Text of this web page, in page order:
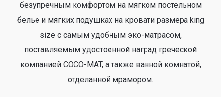
безупречным комфортом на мягком постельном
белье и мягких подушках на кровати размера king
size с самым удобным эко-матрасом,
поставляемым удостоенной наград греческой
компанией COCO-MAT, а также ванной комнатой,
отделанной мрамором.